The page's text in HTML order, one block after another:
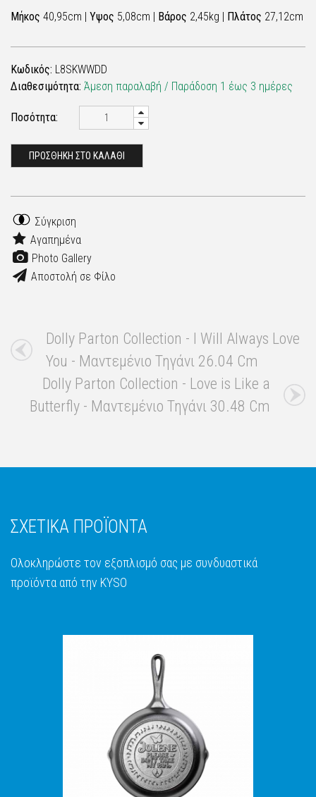
Μήκος 40,95cm | Υψος 5,08cm | Βάρος 2,45kg | Πλάτος 27,12cm
Κωδικός: L8SKWWDD
Διαθεσιμότητα: Άμεση παραλαβή / Παράδoση 1 έως 3 ημέρες
Ποσότητα:
ΠΡΟΣΘΗΚΗ ΣΤΟ ΚΑΛΑΘΙ
Σύγκριση
Αγαπημένα
Photo Gallery
Αποστολή σε Φίλο
Dolly Parton Collection - I Will Always Love
You - Μαντεμένιο Τηγάνι 26.04 Cm
Dolly Parton Collection - Love is Like a
Butterfly - Μαντεμένιο Τηγάνι 30.48 Cm
ΣΧΕΤΙΚΑ ΠΡΟΪΟΝΤΑ
Ολοκληρώστε τον εξοπλισμό σας με συνδυαστικά
προϊόντα από την KYSO